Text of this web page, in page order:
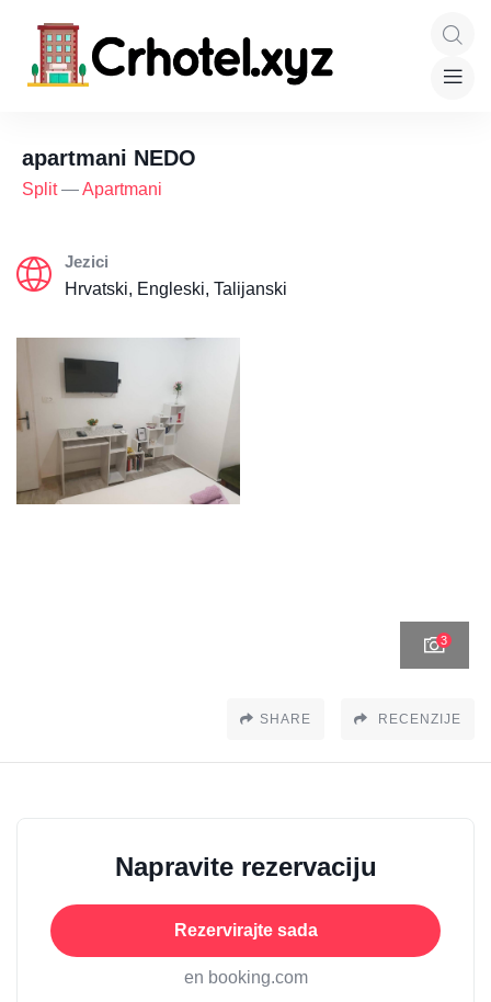
apartmani NEDO
Split—Apartmani
Jezici
Hrvatski, Engleski, Talijanski
3
SHARE RECENZIJE
Napravite rezervaciju
Rezervirajte sada
en booking.com